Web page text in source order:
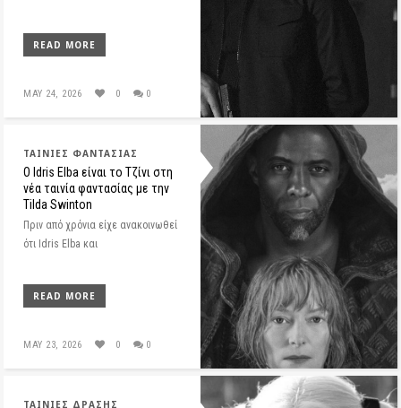
READ MORE
MAY 24, 2026 0 0
ΤΑΙΝΊΕΣ ΦΑΝΤΑΣΊΑΣ
O Idris Elba είναι το Τζίνι στη
νέα ταινία φαντασίας με την
Tilda Swinton
Πριν από χρόνια είχε ανακοινωθεί
ότι Idris Elba και
READ MORE
MAY 23, 2026 0 0
ΤΑΙΝΊΕΣ ΔΡΆΣΗΣ